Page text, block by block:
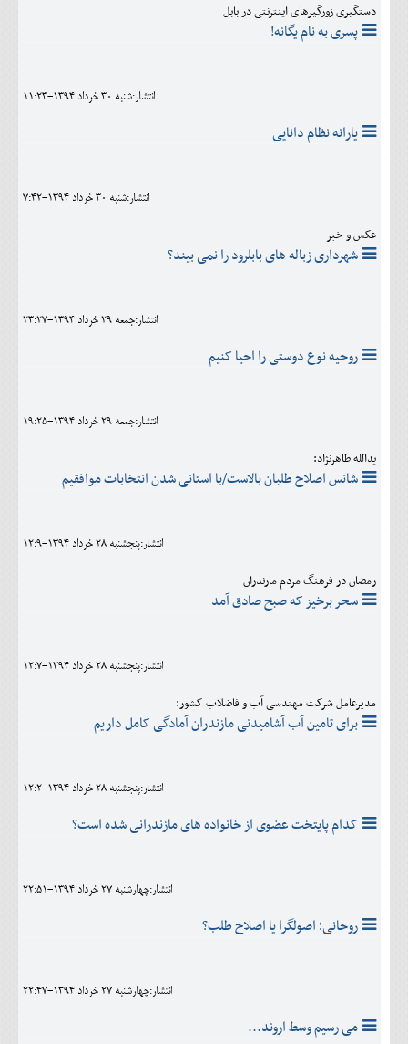
دستگیری زورگيرهای اینترنتی در بابل
پسری به نام یگانه!
انتشار:شنبه 30 خرداد 1394-11:23
یارانه نظام دانایی
انتشار:شنبه 30 خرداد 1394-7:42
عکس و خبر
شهرداری زباله های بابلرود را نمی بیند؟
انتشار:جمعه 29 خرداد 1394-23:27
روحیه نوع دوستی را احیا کنیم
انتشار:جمعه 29 خرداد 1394-19:25
یدالله طاهرنژاد:
شانس اصلاح طلبان بالاست/با استانی شدن انتخابات موافقیم
انتشار:پنجشنبه 28 خرداد 1394-12:9
رمضان در فرهنگ مردم مازندران
سحر برخیز که صبح صادق آمد
انتشار:پنجشنبه 28 خرداد 1394-12:7
مدیرعامل شرکت مهندسی آب و فاضلاب کشور:
برای تامین آب آشامیدنی مازندران آمادگی کامل داریم
انتشار:پنجشنبه 28 خرداد 1394-12:2
کدام پایتخت عضوی از خانواده های مازندرانی شده است؟
انتشار:چهارشنبه 27 خرداد 1394-22:51
روحانی؛ اصولگرا یا اصلاح طلب؟
انتشار:چهارشنبه 27 خرداد 1394-22:47
می رسیم وسط اروند...